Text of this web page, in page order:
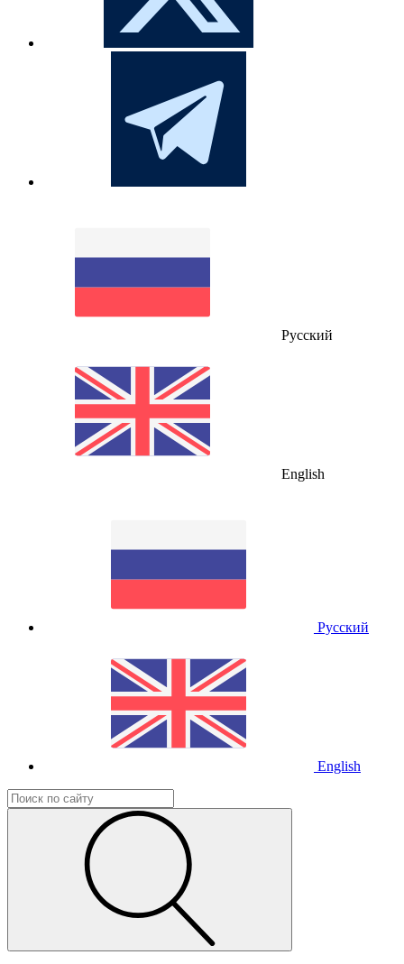
Русский
English
Русский
English